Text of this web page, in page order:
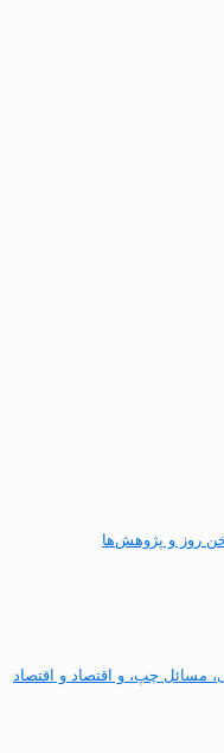
مسائل چپ، و اقتصاد و اقتصاد